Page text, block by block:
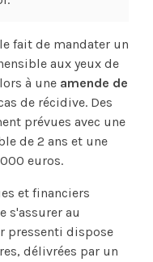
fait de mandater un
aux yeux de
à une amende de
de récidive. Des
prévues avec une
de 2 ans et une
euros.
et financiers
s'assurer au
pressenti dispose
délivrées par un